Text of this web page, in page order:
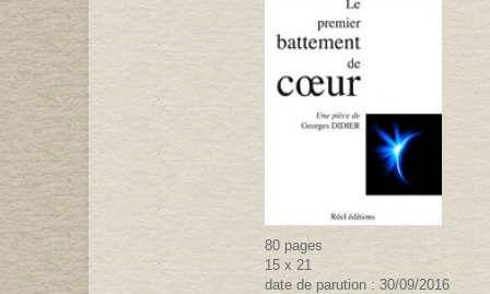
80 pages
15 x 21
date de parution : 30/09/2016